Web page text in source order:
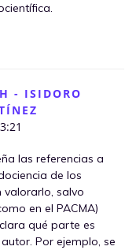
- ISIDORO
las referencias a
de los
salvo
en el PACMA)
qué parte es
Por ejemplo, se